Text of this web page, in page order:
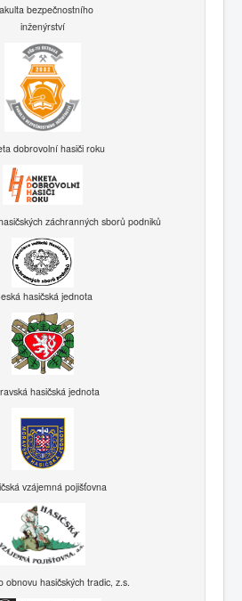
bezpečnostního
inženýrství
dobrovolní hasiči roku
záchranných sborů podniků
hasičská jednota
hasičská jednota
vzájemná pojišťovna
obnovu hasičských tradic, z.s.